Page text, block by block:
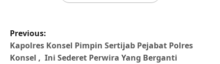
Previous:
Kapolres Konsel Pimpin Sertijab Pejabat Polres
Konsel , Ini Sederet Perwira Yang Berganti